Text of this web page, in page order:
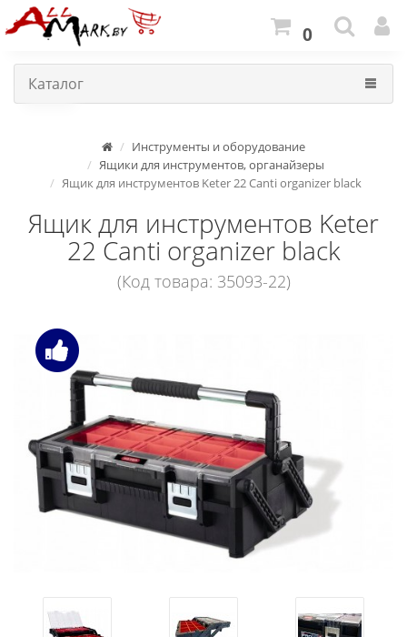
0
Каталог
Инструменты и оборудование
Ящики для инструментов, органайзеры
Ящик для инструментов Keter 22 Canti organizer black
Ящик для инструментов Keter
22 Canti organizer black
(Код товара: 35093-22)